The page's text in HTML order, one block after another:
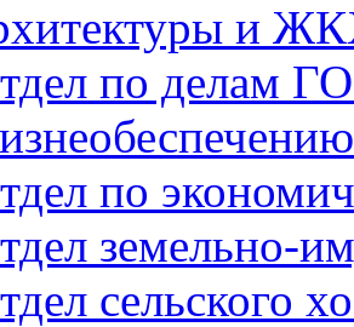
и
по делам
по
земельно-
сельского